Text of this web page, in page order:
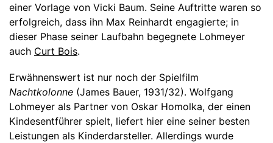
einer Vorlage von Vicki Baum. Seine Auftritte waren so
erfolgreich, dass ihn Max Reinhardt engagierte; in
dieser Phase seiner Laufbahn begegnete Lohmeyer
auch Curt Bois.
Erwähnenswert ist nur noch der Spielfilm
Nachtkolonne (James Bauer, 1931/32). Wolfgang
Lohmeyer als Partner von Oskar Homolka, der einen
Kindesentführer spielt, liefert hier eine seiner besten
Leistungen als Kinderdarsteller. Allerdings wurde